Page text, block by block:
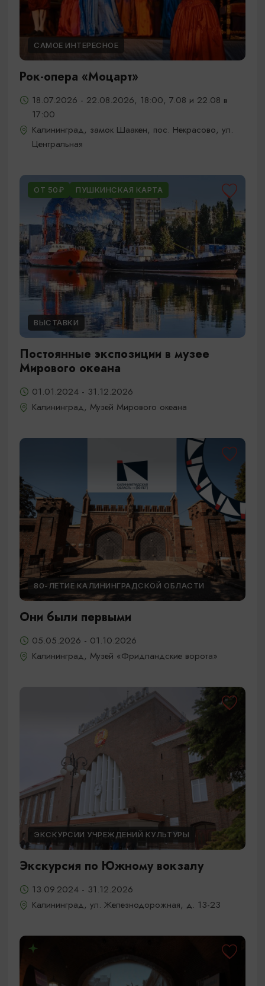
САМОЕ ИНТЕРЕСНОЕ
Рок-опера «Моцарт»
18.07.2026 - 22.08.2026, 18:00, 7.08 и 22.08 в
17:00
Калининград, замок Шаакен, пос. Некрасово, ул.
Центральная
ОТ 50₽ ПУШКИНСКАЯ КАРТА
ВЫСТАВКИ
Постоянные экспозиции в музее
Мирового океана
01.01.2024 - 31.12.2026
Калининград, Музей Мирового океана
80-ЛЕТИЕ КАЛИНИНГРАДСКОЙ ОБЛАСТИ
Они были первыми
05.05.2026 - 01.10.2026
Калининград, Музей «Фридландские ворота»
ЭКСКУРСИИ УЧРЕЖДЕНИЙ КУЛЬТУРЫ
Экскурсия по Южному вокзалу
13.09.2024 - 31.12.2026
Калининград, ул. Железнодорожная, д. 13-23